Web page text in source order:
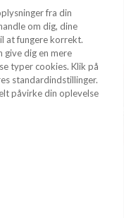
fra din
om dig, dine
at fungere korrekt.
give dig en mere
typer cookies. Klik på
standardindstillinger.
påvirke din oplevelse